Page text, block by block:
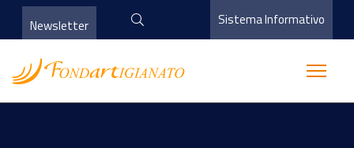
Newsletter Sistema Informativo